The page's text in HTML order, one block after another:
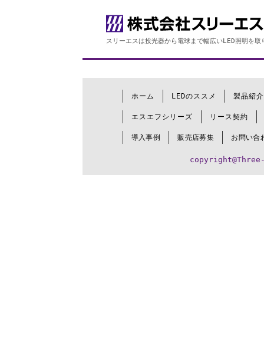
スリーエスは投光器から電球まで幅広いLED照明を取
ホーム LEDのススメ 製品紹介
エスエフシリーズ リース契約
導入事例 販売店募集 お問い合